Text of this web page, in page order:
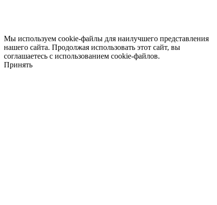
Мы используем cookie-файлы для наилучшего представления
нашего сайта. Продолжая использовать этот сайт, вы
соглашаетесь с использованием cookie-файлов.
Принять